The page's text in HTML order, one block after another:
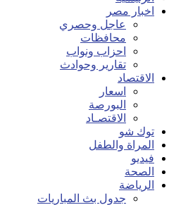
اخبار مصر
عاجل وحصري
محافظات
احزاب ونواب
تقارير وحوادث
الاقتصاد
اسعار
البورصة
الاقتصـاد
توك شو
المراة والطفل
فيديو
الصحة
الرياضة
جدول بث المباريات